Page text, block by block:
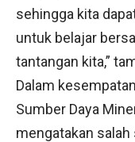
sehingga kita
untuk belajar
tantangan kita,”
Dalam
Sumber Daya
mengatakan